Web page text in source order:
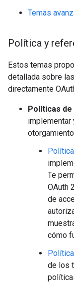
Temas
Política y
Estos temas
detallada sobre
directamente
Políticas de
Te
OAuth
de
cómo
de los